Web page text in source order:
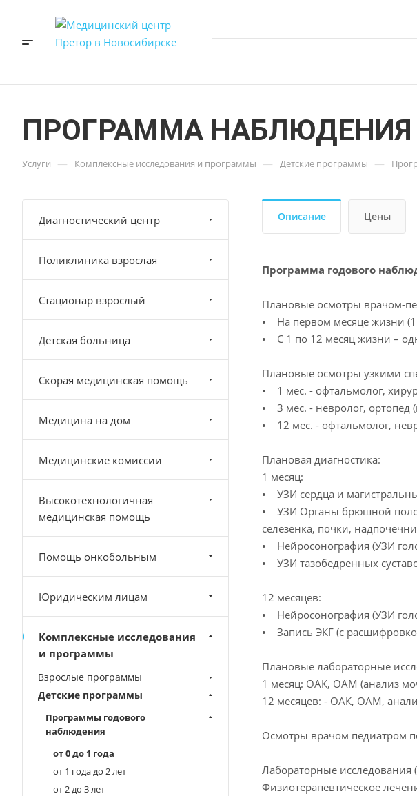
ПРОГРАММА НАБЛЮДЕНИЯ
Услуги — Комплексные исследования и программы — Детские программы —
Описание Цены
Программа годового
Плановые осмотры врачом-
• На первом месяце жизни (1
• С 1 по 12 месяц жизни –
Плановые осмотры узкими
• 1 мес. - офтальмолог,
• 3 мес. - невролог, ортопед
• 12 мес. - офтальмолог,
Плановая диагностика:
1 месяц:
• УЗИ сердца и
• УЗИ Органы брюшной
селезенка, почки,
• Нейросонография (УЗИ
• УЗИ тазобедренных
12 месяцев:
• Нейросонография (УЗИ
• Запись ЭКГ (с
Плановые лабораторные
1 месяц: ОАК, ОАМ (анализ
12 месяцев: - ОАК, ОАМ,
Осмотры врачом педиатром
Лабораторные исследования
Физиотерапевтическое
Диагностический центр
Поликлиника взрослая
Стационар взрослый
Детская больница
Скорая медицинская помощь
Медицина на дом
Медицинские комиссии
Высокотехнологичная
медицинская помощь
Помощь онкобольным
Юридическим лицам
Комплексные исследования
и программы
Взрослые программы
Детские программы
Программы годового
наблюдения
от 0 до 1 года
от 1 года до 2 лет
от 2 до 3 лет